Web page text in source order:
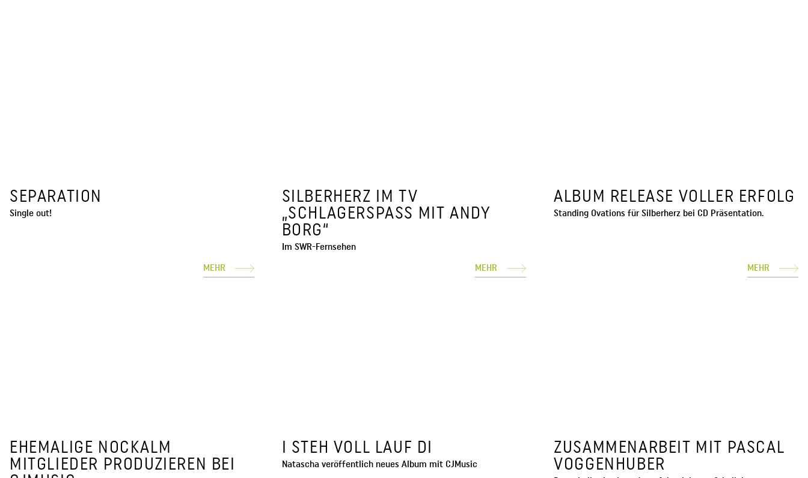
SEPARATION
Single out!
MEHR
SILBERHERZ IM TV
„SCHLAGERSPASS MIT ANDY
BORG“
Im SWR-Fernsehen
MEHR
ALBUM RELEASE VOLLER ERFOLG
Standing Ovations für Silberherz bei CD Präsentation.
MEHR
EHEMALIGE NOCKALM
MITGLIEDER PRODUZIEREN BEI
I STEH VOLL LAUF DI
Natascha veröffentlich neues Album mit CJMusic
ZUSAMMENARBEIT MIT PASCAL
VOGGENHUBER